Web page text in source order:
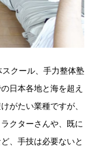
クール、手力整体塾
日本各地と海を超え
がたい業種ですが、
クターさんや、既に
、手技は必要ないと